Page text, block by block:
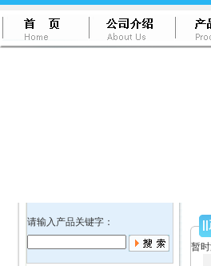
请输入产品关键字： ||
暂